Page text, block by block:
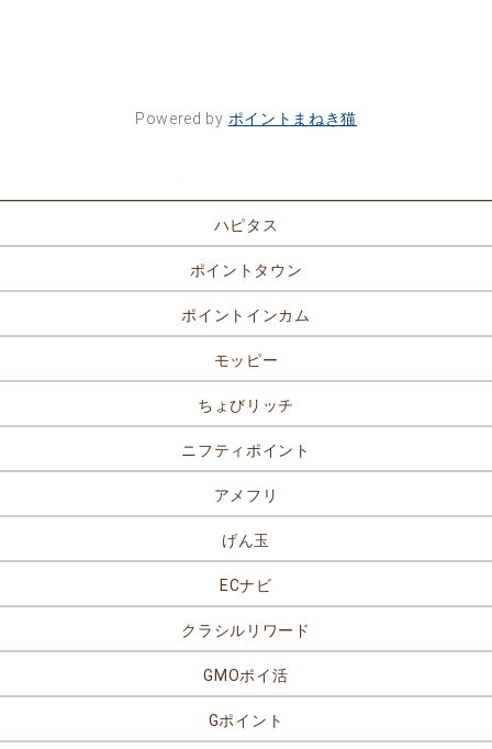
Powered by ポイントまねき猫
ハピタス
ポイントタウン
ポイントインカム
モッピー
ちょびリッチ
ニフティポイント
アメフリ
げん玉
ECナビ
クラシルリワード
GMOポイ活
Gポイント